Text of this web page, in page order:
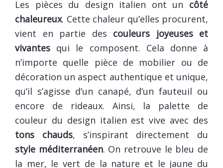
Les pièces du design italien ont un côté
chaleureux. Cette chaleur qu’elles procurent,
vient en partie des couleurs joyeuses et
vivantes qui le composent. Cela donne à
n’importe quelle pièce de mobilier ou de
décoration un aspect authentique et unique,
qu’il s’agisse d’un canapé, d’un fauteuil ou
encore de rideaux. Ainsi, la palette de
couleur du design italien est vive avec des
tons chauds, s’inspirant directement du
style méditerranéen. On retrouve le bleu de
la mer, le vert de la nature et le jaune du